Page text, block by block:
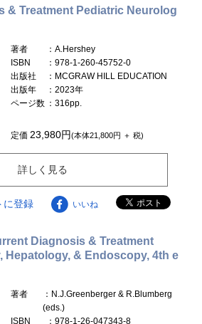
& Treatment Pediatric Neurolog
著者
：A.Hershey
ISBN
：978-1-260-45752-0
出版社
：MCGRAW HILL EDUCATION
出版年
：2023年
ページ数 ：316pp.
定価23,980円(本体21,800円 ＋ 税)
詳しく見る
に登録 いいね
Diagnosis & Treatment
Hepatology, & Endoscopy, 4th e
著者
：N.J.Greenberger & R.Blumberg
(eds.)
ISBN
：978-1-26-047343-8